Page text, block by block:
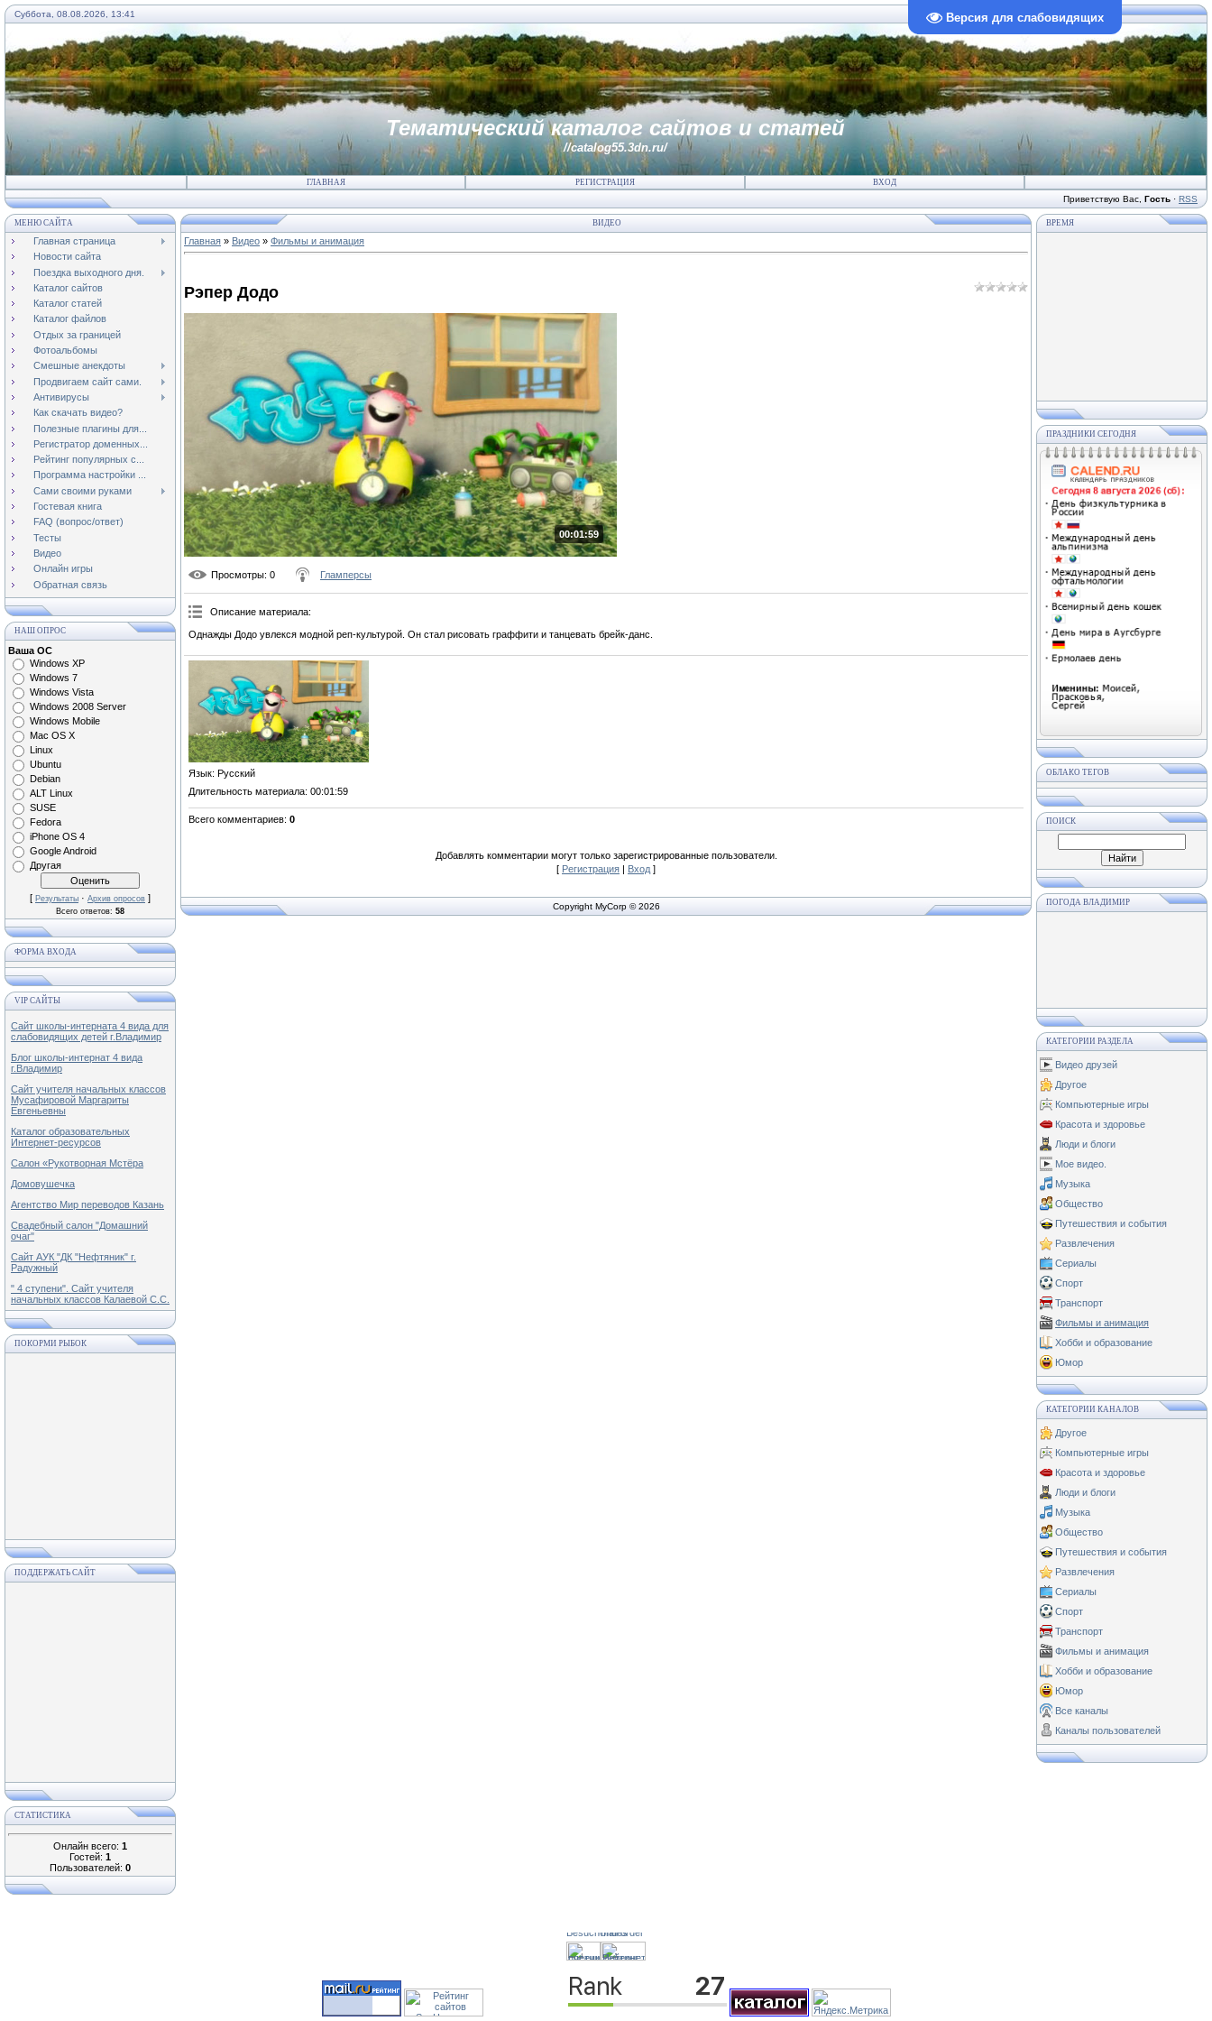
Версия для слабовидящих
Суббота, 08.08.2026, 13:41
Тематический каталог сайтов и статей
//catalog55.3dn.ru/
ГЛАВНАЯ РЕГИСТРАЦИЯ ВХОД
Приветствую Вас Гость · RSS
МЕНЮ САЙТА
Главная страница
Новости сайта
Поездка выходного дня.
Каталог сайтов
Каталог статей
Каталог файлов
Отдых за границей
Фотоальбомы
Смешные анекдоты
Продвигаем сайт сами.
Антивирусы
Как скачать видео?
Полезные плагины для...
Регистратор доменных...
Рейтинг популярных с...
Программа настройки ...
Сами своими руками
Гостевая книга
FAQ (вопрос/ответ)
Тесты
Видео
Онлайн игры
Обратная связь
НАШ ОПРОС
Ваша ОС
Windows XP
Windows 7
Windows Vista
Windows 2008 Server
Windows Mobile
Mac OS X
Linux
Ubuntu
Debian
ALT Linux
SUSE
Fedora
iPhone OS 4
Google Android
Другая
[ Результаты · Архив опросов ]
Всего ответов: 58
ФОРМА ВХОДА
VIP САЙТЫ
Сайт школы-интерната 4 вида для
слабовидящих детей г.Владимир
Блог школы-интернат 4 вида
г.Владимир
Сайт учителя начальных классов
Мусафировой Маргариты
Евгеньевны
Каталог образовательных
Интернет-ресурсов
Салон «Рукотворная Мстёра
Домовушечка
Агентство Мир переводов Казань
Свадебный салон "Домашний
очаг"
Сайт АУК "ДК "Нефтяник" г.
Радужный
" 4 ступени". Сайт учителя
начальных классов Калаевой С.С.
ПОКОРМИ РЫБОК
ПОДДЕРЖАТЬ САЙТ
СТАТИСТИКА
Онлайн всего: 1
Гостей: 1
Пользователей: 0
ВИДЕО
Главная » Видео » Фильмы и анимация
Рэпер Додо
00:01:59
Просмотры: 0 Гламперсы
Описание материала:
Однажды Додо увлекся модной реп-культурой. Он стал рисовать граффити и танцевать брейк-данс.
Язык: Русский
Длительность материала: 00:01:59
Всего комментариев: 0
Добавлять комментарии могут только зарегистрированные пользователи.
[ Регистрация | Вход ]
Copyright MyCorp © 2026
ВРЕМЯ
ПРАЗДНИКИ СЕГОДНЯ
ОБЛАКО ТЕГОВ
ПОИСК
ПОГОДА ВЛАДИМИР
КАТЕГОРИИ РАЗДЕЛА
Видео друзей
Другое
Компьютерные игры
Красота и здоровье
Люди и блоги
Мое видео.
Музыка
Общество
Путешествия и события
Развлечения
Сериалы
Спорт
Транспорт
Фильмы и анимация
Хобби и образование
Юмор
КАТЕГОРИИ КАНАЛОВ
Другое
Компьютерные игры
Красота и здоровье
Люди и блоги
Музыка
Общество
Путешествия и события
Развлечения
Сериалы
Спорт
Транспорт
Фильмы и анимация
Хобби и образование
Юмор
Все каналы
Каналы пользователей